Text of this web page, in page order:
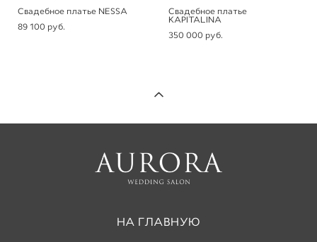
Свадебное платье NESSA
89 100 pуб.
Свадебное платье
KAPITALINA
350 000 pуб.
НА ГЛАВНУЮ